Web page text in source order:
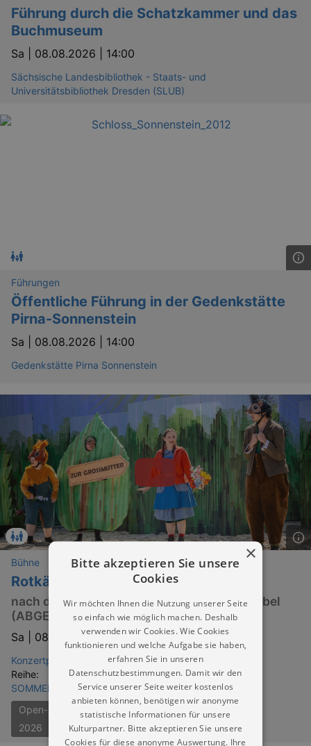
Führung durch die Schatzkammer und das
Buchmuseum
Sa | 08.08.2026 | 14:00
Sächsische Landesbibliothek - Staats- und
Universitätsbibliothek Dresden (SLUB)
Führungen
Öffentliche Führung in der Gedenkstätte
Pirna-Sonnenstein
Sa | 08.08.2026 | 14:00
Gedenkstätte Pirna Sonnenstein
Bühne
Rotkäppchen
nach den Brüdern Grimm von Manuel Schöbel
(ABGESAGT)
Sa | 08.08.2026 | 14:30
Konzertplatz Weißer Hirsch Dresden
Reihe:
SOMMERFERIEN IN DRESDEN & UMGEBUNG
Open-Air-Theater Dresden
2026
×
Bitte akzeptieren Sie unsere
Cookies
Wir möchten Ihnen die Nutzung unserer Seite
so einfach wie möglich machen. Deshalb
verwenden wir Cookies. Wie Cookies
funktionieren und welche Aufgabe sie haben,
erfahren Sie in unseren
Datenschutzbestimmungen. Damit wir den
Service unserer Seite weiter kostenlos
anbieten können, benötigen wir anonyme
statistische Informationen für unsere
Kulturpartner. Bitte akzeptieren Sie unsere
Cookies für diese anonyme Auswertung. Ihre